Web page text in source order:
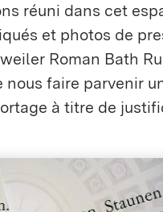
réuni dans cet
et photos de
Roman Bath
nous faire parvenir
à titre de